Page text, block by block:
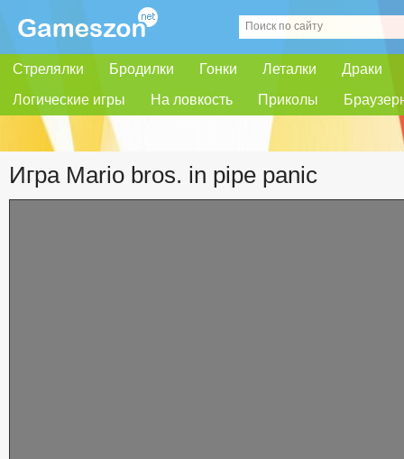
Стрелялки Бродилки Гонки Леталки
Драки
Логические игры
На ловкость Приколы
Игра Mario bros. in pipe panic